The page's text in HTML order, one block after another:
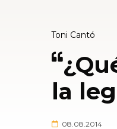
Toni Cantó
la
08.08.2014